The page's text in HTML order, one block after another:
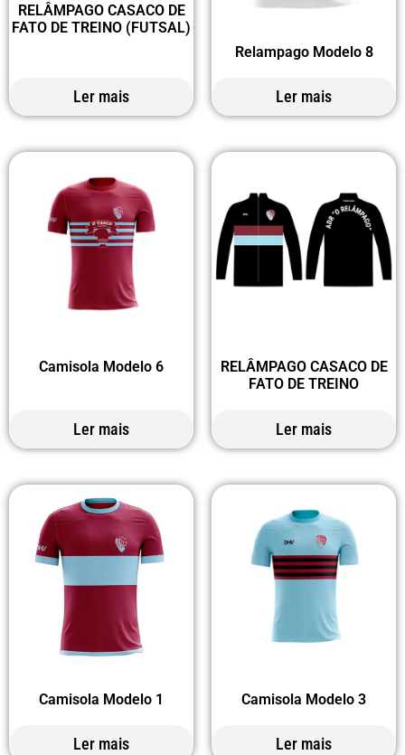
RELÂMPAGO CASACO DE
FATO DE TREINO (FUTSAL)
Ler mais
Relampago Modelo 8
Ler mais
Camisola Modelo 6
Ler mais
RELÂMPAGO CASACO DE
FATO DE TREINO
Ler mais
Camisola Modelo 1
Ler mais
Camisola Modelo 3
Ler mais